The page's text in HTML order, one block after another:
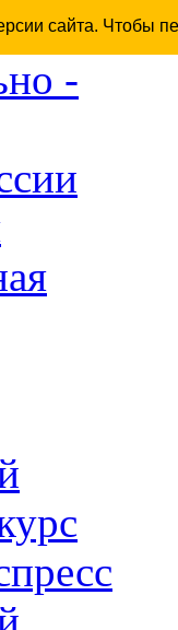
сайта. Чтобы
-